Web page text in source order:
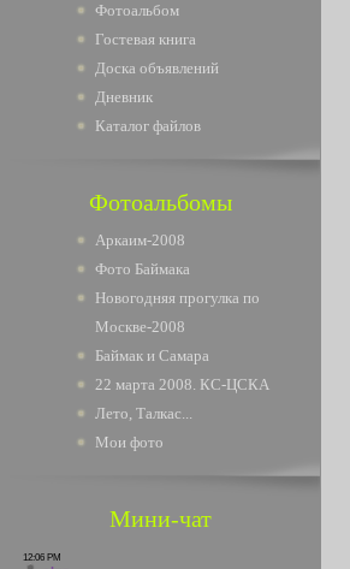
Фотоальбом
Гостевая книга
Доска объявлений
Дневник
Каталог файлов
Фотоальбомы
Аркаим-2008
Фото Баймака
Новогодняя прогулка по
Москве-2008
Баймак и Самара
22 марта 2008. КС-ЦСКА
Лето, Талкас...
Мои фото
Мини-чат